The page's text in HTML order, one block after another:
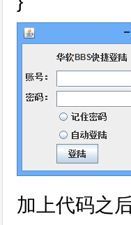
加上代码之